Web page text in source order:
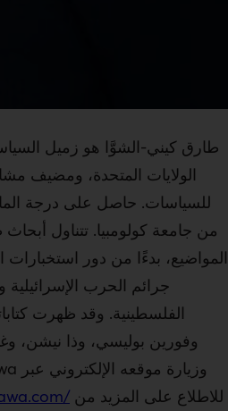
طارق كيني-الشوَّا هو زميل
الولايات المتحدة، ومضيف
للسياسات. حاصل على درجة
من جامعة كولومبيا. تتناول
المواضيع، بدءًا من دور
جرائم الحرب الإسرائيلية
الفلسطينية. وقد ظهرت
وفورين بوليسي، وذا نيشن،